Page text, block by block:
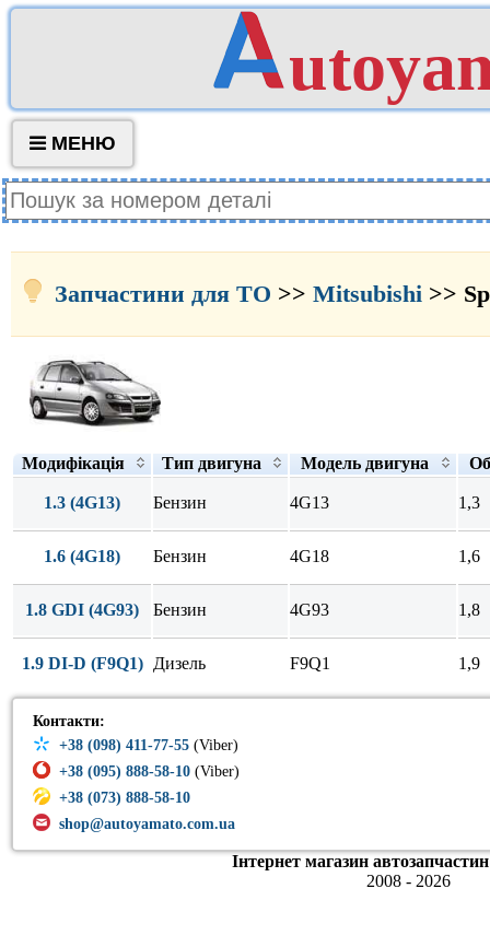
МЕНЮ
Запчастини для ТО >> Mitsubishi >>
Модифікація Тип двигуна Модель двигуна
1.3 (4G13) Бензин 4G13 1,3
1.6 (4G18) Бензин 4G18 1,6
1.8 GDI (4G93) Бензин 4G93 1,8
1.9 DI-D (F9Q1) Дизель F9Q1 1,9
Контакти:
+38 (098) 411-77-55 (Viber)
+38 (095) 888-58-10 (Viber)
+38 (073) 888-58-10
shop@autoyamato.com.ua
Інтернет магазин
2008 - 2026